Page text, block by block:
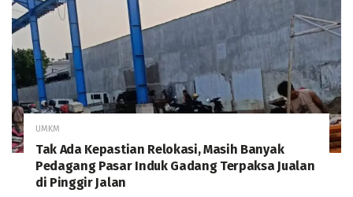
UMKM
Tak Ada Kepastian Relokasi, Masih Banyak
Pedagang Pasar Induk Gadang Terpaksa Jualan
di Pinggir Jalan